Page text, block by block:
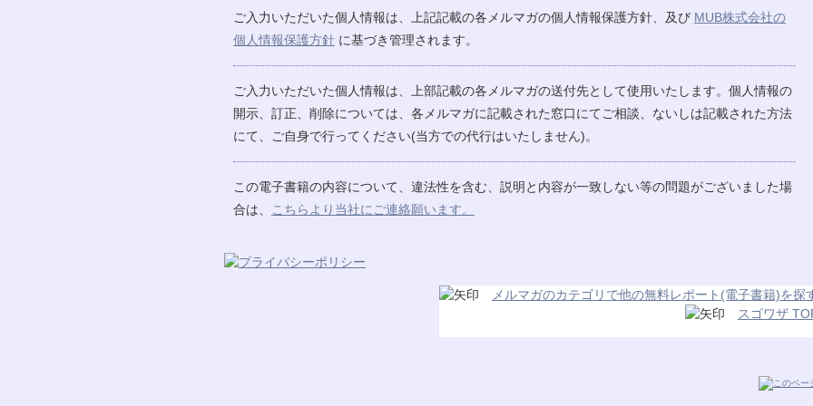
ご入力いただいた個人情報は、上記記載の各メルマガの個人情報保護方針、及び MUB株式会社の
個人情報保護方針 に基づき管理されます。
ご入力いただいた個人情報は、上部記載の各メルマガの送付先として使用いたします。個人情報の
開示、訂正、削除については、各メルマガに記載された窓口にてご相談、ないしは記載された方法
にて、ご自身で行ってください(当方での代行はいたしません)。
この電子書籍の内容について、違法性を含む、説明と内容が一致しない等の問題がございました場
合は、
こちらより当社にご連絡願います。
メルマガのカテゴリで他の無料レポート(電子書籍)を探
スゴワザ